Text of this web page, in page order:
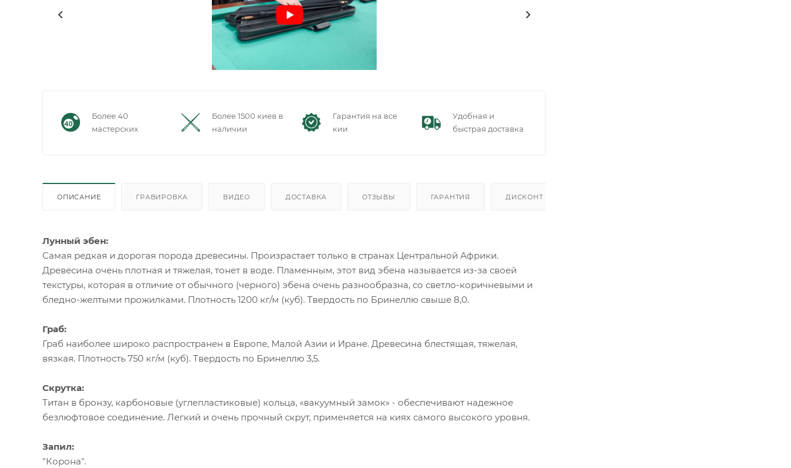
Более 40
мастерских
Более 1500 киев в
наличии
Гарантия на все
кии
Удобная и
быстрая доставка
ОПИСАНИЕ ГРАВИРОВКА ВИДЕО ДОСТАВКА ОТЗЫВЫ ГАРАНТИЯ ДИСКОНТ
Лунный эбен:
Самая редкая и дорогая порода древесины. Произрастает только в странах Центральной Африки.
Древесина очень плотная и тяжелая, тонет в воде. Пламенным, этот вид эбена называется из-за своей
текстуры, которая в отличие от обычного (черного) эбена очень разнообразна, со светло-коричневыми и
бледно-желтыми прожилками. Плотность 1200 кг/м (куб). Твердость по Бринеллю свыше 8,0.
Граб:
Граб наиболее широко распространен в Европе, Малой Азии и Иране. Древесина блестящая, тяжелая,
вязкая. Плотность 750 кг/м (куб). Твердость по Бринеллю 3,5.
Скрутка:
Титан в бронзу, карбоновые (углепластиковые) кольца, «вакуумный замок» - обеспечивают надежное
безлюфтовое соединение. Легкий и очень прочный скрут, применяется на киях самого высокого уровня.
Запил:
"Корона".